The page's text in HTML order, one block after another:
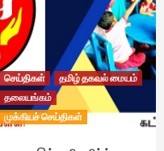
செய்திகள்
தமிழ் தகவல் மையம்
தலையங்கம்
முக்கியச் செய்திகள்